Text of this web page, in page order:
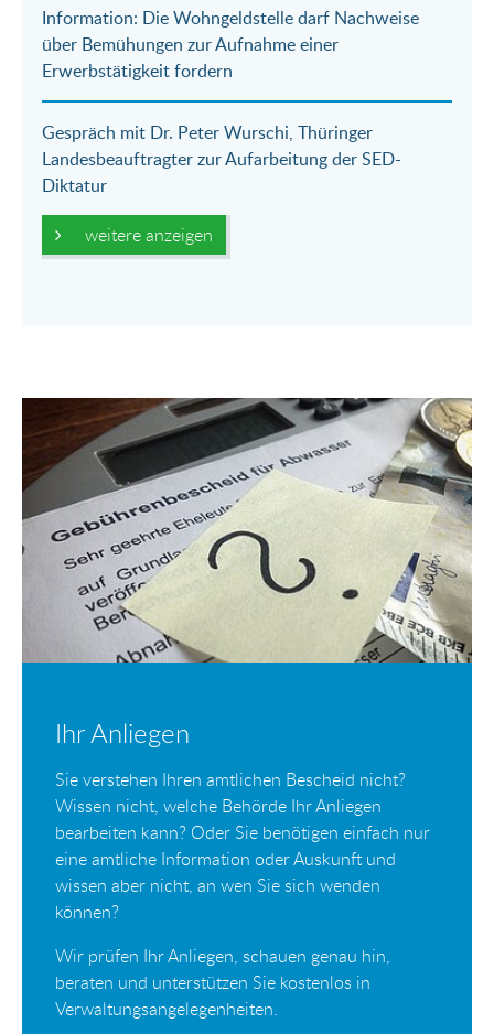
Information: Die Wohngeldstelle darf Nachweise
über Bemühungen zur Aufnahme einer
Erwerbstätigkeit fordern
Gespräch mit Dr. Peter Wurschi, Thüringer
Landesbeauftragter zur Aufarbeitung der SED-
Diktatur
weitere anzeigen
Ihr Anliegen
Sie verstehen Ihren amtlichen Bescheid nicht?
Wissen nicht, welche Behörde Ihr Anliegen
bearbeiten kann? Oder Sie benötigen einfach nur
eine amtliche Information oder Auskunft und
wissen aber nicht, an wen Sie sich wenden
können?
Wir prüfen Ihr Anliegen, schauen genau hin,
beraten und unterstützen Sie kostenlos in
Verwaltungsangelegenheiten.